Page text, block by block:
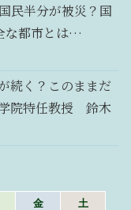
民半分が被災？国
な都市とは…
続く？このままだ
院特任教授 鈴木
金 土